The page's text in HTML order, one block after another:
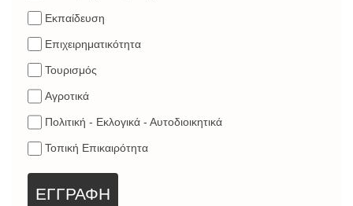
Εκπαίδευση
Επιχειρηματικότητα
Τουρισμός
Αγροτικά
Πολιτική - Εκλογικά - Αυτοδιοικητικά
Τοπική Επικαιρότητα
ΕΓΓΡΑΦΗ